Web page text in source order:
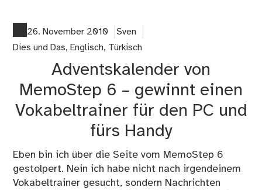
26. November 2010
Sven
Dies und Das, Englisch, Türkisch
Adventskalender von
MemoStep 6 – gewinnt einen
Vokabeltrainer für den PC und
fürs Handy
Eben bin ich über die Seite vom MemoStep 6
gestolpert. Nein ich habe nicht nach irgendeinem
Vokabeltrainer gesucht, sondern Nachrichten